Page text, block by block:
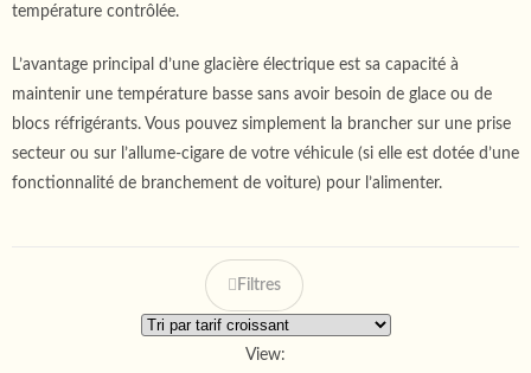
température contrôlée.
L’avantage principal d’une glacière électrique est sa capacité à
maintenir une température basse sans avoir besoin de glace ou de
blocs réfrigérants. Vous pouvez simplement la brancher sur une prise
secteur ou sur l’allume-cigare de votre véhicule (si elle est dotée d’une
fonctionnalité de branchement de voiture) pour l’alimenter.
Filtres
View: